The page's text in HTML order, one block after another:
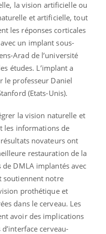
la vision artificielle ou
et artificielle, tout
les réponses corticales
un implant sous-
Arad de l’université
études. L’implant a
le professeur Daniel
(Etats-Unis).
la vision naturelle et
les informations de
novateurs ont
restauration de la
DMLA implantés avec
soutiennent notre
prothétique et
dans le cerveau. Les
avoir des implications
cerveau-